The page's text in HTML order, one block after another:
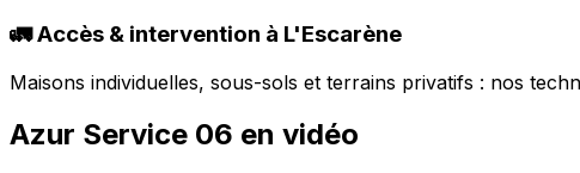
🚛 Accès & intervention à L'Escarène
Maisons individuelles, sous-sols et terrains privatifs : nos
Azur Service 06 en vidéo